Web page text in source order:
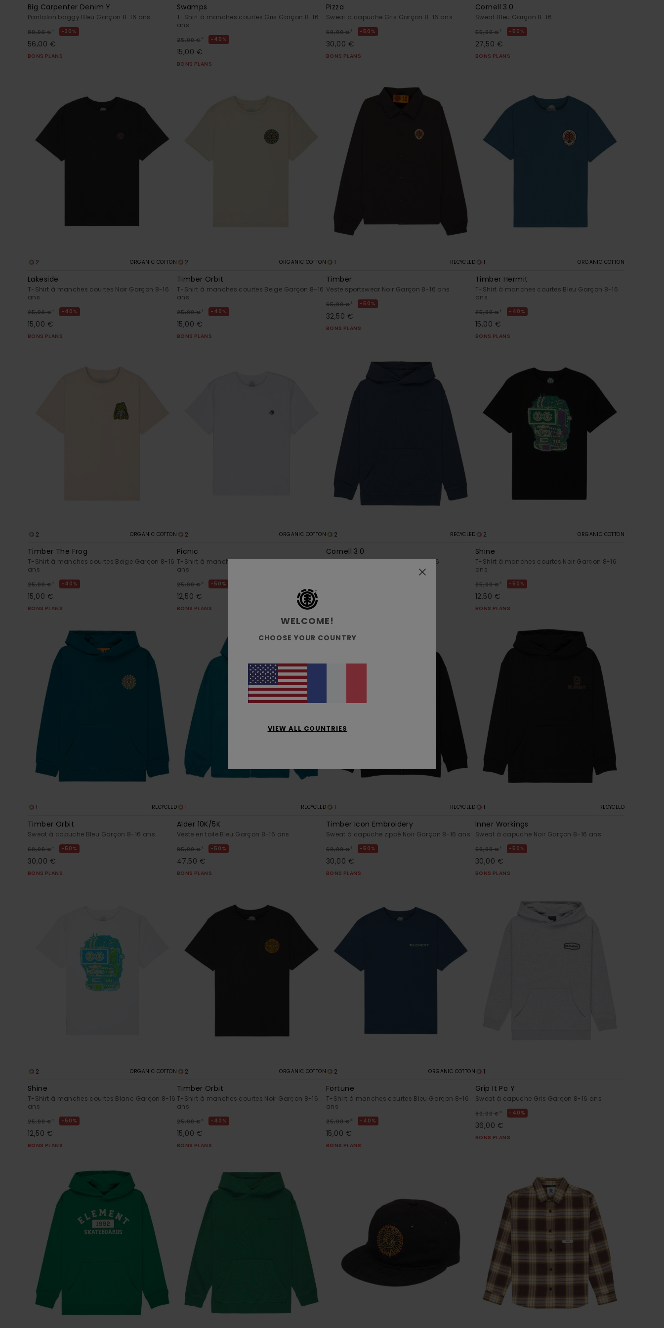
Big Carpenter Denim Y
Pantalon baggy Bleu Garçon 8-16 ans
80,00 € * 30%
56,00 €
BONS PLANS
Swamps
T-Shirt à manches courtes Gris Garçon 8-16
ans
25,00 € * 40%
15,00 €
BONS PLANS
Pizza
Sweat à capuche Gris Garçon 8-16 ans
60,00 € * 50%
30,00 €
BONS PLANS
Cornell 3.0
Sweat Bleu Garçon 8-16
55,00 € * 50%
27,50 €
BONS PLANS
2 ORGANIC COTTON
Lakeside
T-Shirt à manches courtes Noir Garçon 8-16
ans
25,00 € * 40%
15,00 €
BONS PLANS
2 ORGANIC COTTON
Timber Orbit
T-Shirt à manches courtes Beige Garçon 8-16
ans
25,00 € * 40%
15,00 €
BONS PLANS
1 RECYCLED
Timber
Veste sportswear Noir Garçon 8-16 ans
65,00 € * 50%
32,50 €
BONS PLANS
1 ORGANIC COTTON
Timber Hermit
T-Shirt à manches courtes Bleu Garçon 8-16
ans
25,00 € * 40%
15,00 €
BONS PLANS
2 ORGANIC COTTON
Timber The Frog
T-Shirt à manches courtes Beige Garçon 8-16
ans
25,00 € * 40%
15,00 €
BONS PLANS
2 ORGANIC COTTON
Picnic
T-Shirt à manches courtes Blanc Garçon 8-16
ans
25,00 € * 50%
12,50 €
BONS PLANS
2 RECYCLED
Cornell 3.0
Sweat à capuche Bleu Garçon 8-16
2 ORGANIC COTTON
Shine
T-Shirt à manches courtes Noir Garçon 8-16
ans
25,00 € * 50%
12,50 €
BONS PLANS
1 RECYCLED
Timber Orbit
Sweat à capuche Bleu Garçon 8-16 ans
60,00 € * 50%
30,00 €
BONS PLANS
1 RECYCLED
Alder 10K/5K
Veste en toile Bleu Garçon 8-16 ans
95,00 € * 50%
47,50 €
BONS PLANS
1 RECYCLED
Timber Icon Embroidery
Sweat à capuche zippé Noir Garçon 8-16 ans
60,00 € * 50%
30,00 €
BONS PLANS
1 RECYCLED
Inner Workings
Sweat à capuche Noir Garçon 8-16 ans
60,00 € * 50%
30,00 €
BONS PLANS
2 ORGANIC COTTON
Shine
T-Shirt à manches courtes Blanc Garçon 8-16
ans
25,00 € * 50%
12,50 €
BONS PLANS
2 ORGANIC COTTON
Timber Orbit
T-Shirt à manches courtes Noir Garçon 8-16
ans
25,00 € * 40%
15,00 €
BONS PLANS
2 ORGANIC COTTON
Fortune
T-Shirt à manches courtes Bleu Garçon 8-16
ans
25,00 € * 40%
15,00 €
BONS PLANS
1
Grip It Po Y
Sweat à capuche Gris Garçon 8-16 ans
60,00 € * 40%
36,00 €
BONS PLANS
WELCOME!
CHOOSE YOUR COUNTRY
VIEW ALL COUNTRIES